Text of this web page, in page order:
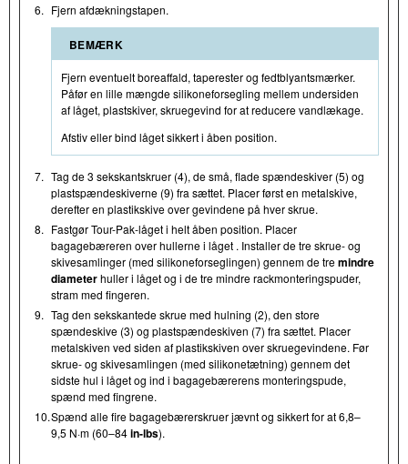
6. Fjern afdækningstapen.
BEMÆRK
Fjern eventuelt boreaffald, taperester og fedtblyantsmærker.
Påfør en lille mængde silikoneforsegling mellem undersiden
af låget, plastskiver, skruegevind for at reducere vandlækage.
Afstiv eller bind låget sikkert i åben position.
7. Tag de 3 sekskantskruer (4), de små, flade spændeskiver (5) og
plastspændeskiverne (9) fra sættet. Placer først en metalskive,
derefter en plastikskive over gevindene på hver skrue.
8. Fastgør Tour-Pak-låget i helt åben position. Placer
bagagebæreren over hullerne i låget . Installer de tre skrue- og
skivesamlinger (med silikoneforseglingen) gennem de tremindre
diameterhuller i låget og i de tre mindre rackmonteringspuder,
stram med fingeren.
9. Tag den sekskantede skrue med hulning (2), den store
spændeskive (3) og plastspændeskiven (7) fra sættet. Placer
metalskiven ved siden af plastikskiven over skruegevindene. Før
skrue- og skivesamlingen (med silikonetætning) gennem det
sidste hul i låget og ind i bagagebærerens monteringspude,
spænd med fingrene.
10.Spænd alle fire bagagebærerskruer jævnt og sikkert for at 6,8–
9,5 N·m (60–84in-lbs).